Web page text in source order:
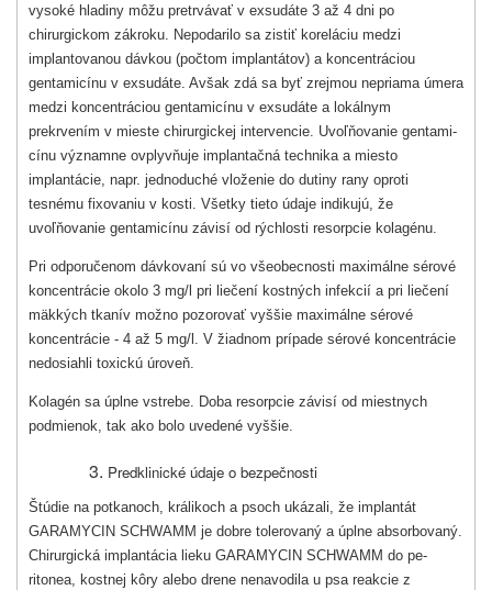
vysoké hladiny môžu pretrvávať v exsudáte 3 až 4 dni po
chirurgickom zákroku. Nepoda­rilo sa zistiť koreláciu medzi
implantovanou dávkou (počtom implantátov) a koncentráciou
gentamicínu v exsudáte. Avšak zdá sa byť zrejmou nepriama úmera
medzi koncentráciou gentamicínu v exsudáte a lokálnym
prekrvením v mieste chirurgickej intervencie. Uvoľňovanie gentami­
cínu významne ovplyvňuje implantačná technika a miesto
implantácie, napr. jednoduché vlo­ženie do dutiny rany oproti
tesnému fixovaniu v kosti. Všetky tieto údaje indi­kujú, že
uvoľňovanie gentamicínu závisí od rýchlosti resorpcie kolagénu.
Pri odporučenom dávkovaní sú vo všeobecnosti maximálne sérové
koncentrácie okolo 3 mg/l pri liečení kostných infekcií a pri liečení
mäkkých tkanív možno pozorovať vyššie ma­ximálne sérové
koncentrácie - 4 až 5 mg/l. V žiadnom prípade sérové koncentrácie
nedosiahli toxickú úroveň.
Kolagén sa úplne vstrebe. Doba resorpcie závisí od miestnych
podmienok, tak ako bolo uvedené vyššie.
Predklinické údaje o bezpečnosti
Štúdie na potkanoch, králikoch a psoch ukázali, že implantát
GARAMYCIN SCHWAMM je dobre tole­rovaný a úplne absorbovaný.
Chirurgická implantácia lieku GARAMYCIN SCHWAMM do pe­
ritonea, kostnej kôry alebo drene nenavodila u psa reakcie z